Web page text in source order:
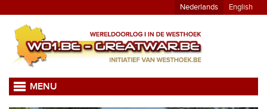
Nederlands English
MENU